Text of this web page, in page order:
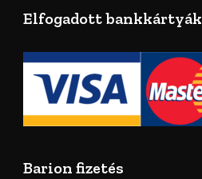
Elfogadott bankkártyák
Barion fizetés